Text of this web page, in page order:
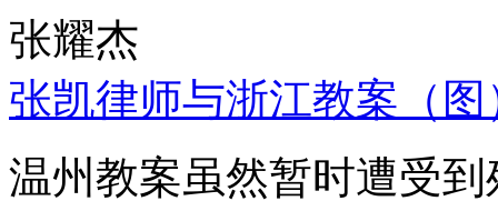
张耀杰
张凯律师与浙江教案（图
温州教案虽然暂时遭受